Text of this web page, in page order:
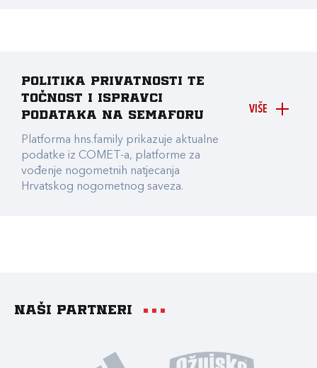
VIŠE
Politika privatnosti te
točnost i ispravci
podataka na Semaforu
Platforma hns.family prikazuje aktualne
podatke iz COMET-a, platforme za
vođenje nogometnih natjecanja
Hrvatskog nogometnog saveza.
Naši partneri